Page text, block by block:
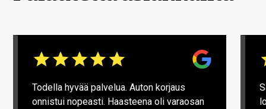
Todella hyvää palvelua. Auton korjaus
onnistui nopeasti. Haasteena oli varaosan